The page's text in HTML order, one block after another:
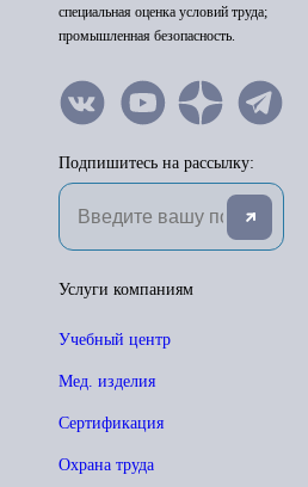
специальная оценка условий труда;
промышленная безопасность.
Подпишитесь на рассылку:
Услуги компаниям
Учебный центр
Мед. изделия
Сертификация
Охрана труда